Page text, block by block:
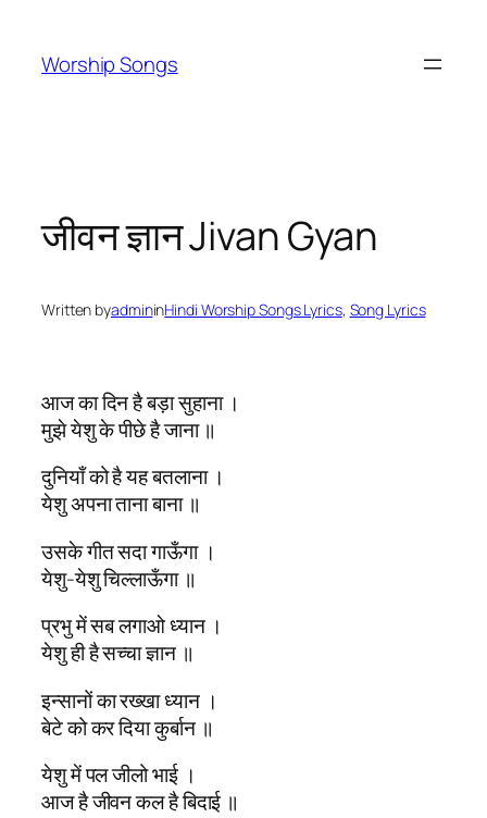
content
Worship Songs
जीवन ज्ञान Jivan Gyan
Written byadmininHindi Worship Songs Lyrics, Song Lyrics
आज का दिन है बड़ा सुहाना ।
मुझे येशु के पीछे है जाना ॥
दुनियाँ को है यह बतलाना ।
येशु अपना ताना बाना ॥
उसके गीत सदा गाऊँगा ।
येशु-येशु चिल्लाऊँगा ॥
प्रभु में सब लगाओ ध्यान ।
येशु ही है सच्चा ज्ञान ॥
इन्सानों का रख्खा ध्यान ।
बेटे को कर दिया कुर्बान ॥
येशु में पल जीलो भाई ।
आज है जीवन कल है बिदाई ॥